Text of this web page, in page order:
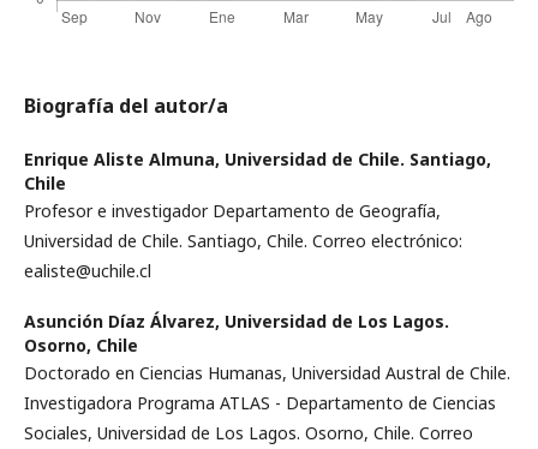
Biografía del autor/a
Enrique Aliste Almuna, Universidad de Chile. Santiago,
Chile
Profesor e investigador Departamento de Geografía,
Universidad de Chile. Santiago, Chile. Correo electrónico:
ealiste@uchile.cl
Asunción Díaz Álvarez, Universidad de Los Lagos.
Osorno, Chile
Doctorado en Ciencias Humanas, Universidad Austral de Chile.
Investigadora Programa ATLAS - Departamento de Ciencias
Sociales, Universidad de Los Lagos. Osorno, Chile. Correo